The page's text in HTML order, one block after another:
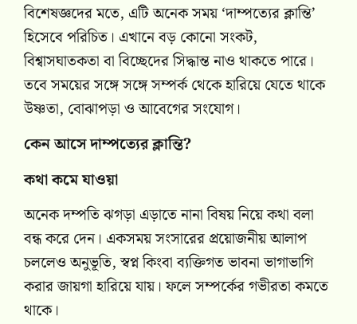
বিশেষজ্ঞদের মতে, এটি অনেক সময় ‘দাম্পত্যের ক্লান্তি’
হিসেবে পরিচিত। এখানে বড় কোনো সংকট,
বিশ্বাসঘাতকতা বা বিচ্ছেদের সিদ্ধান্ত নাও থাকতে পারে।
তবে সময়ের সঙ্গে সঙ্গে সম্পর্ক থেকে হারিয়ে যেতে থাকে
উষ্ণতা, বোঝাপড়া ও আবেগের সংযোগ।
কেন আসে দাম্পত্যের ক্লান্তি?
কথা কমে যাওয়া
অনেক দম্পতি ঝগড়া এড়াতে নানা বিষয় নিয়ে কথা বলা
বন্ধ করে দেন। একসময় সংসারের প্রয়োজনীয় আলাপ
চললেও অনুভূতি, স্বপ্ন কিংবা ব্যক্তিগত ভাবনা ভাগাভাগি
করার জায়গা হারিয়ে যায়। ফলে সম্পর্কের গভীরতা কমতে
থাকে।